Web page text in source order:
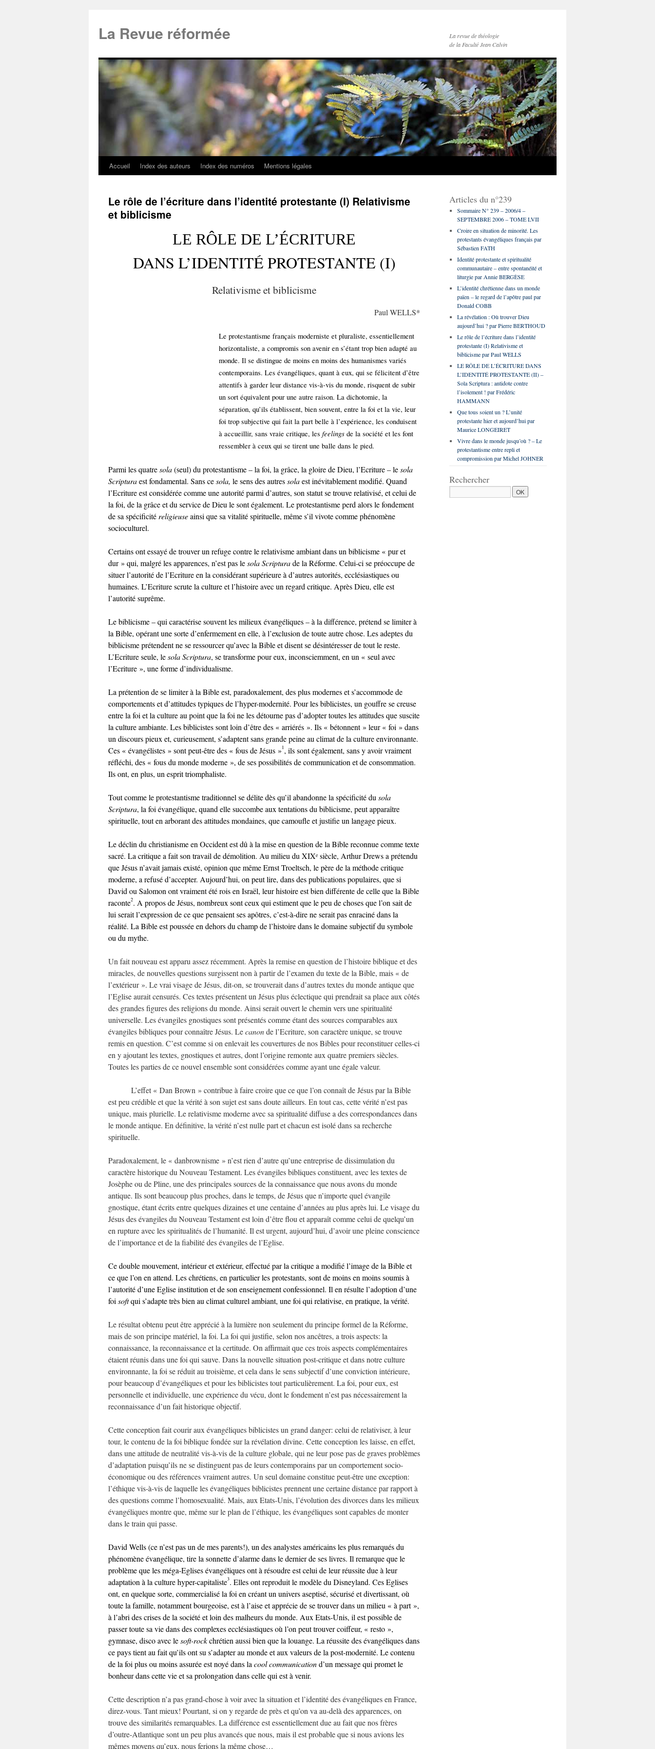
La Revue réformée
La revue de théologie
de la Faculté Jean Calvin
Accueil Index des auteurs Index des numéros Mentions légales
Le rôle de l’écriture dans l’identité protestante (I) Relativisme
et biblicisme
LE RÔLE DE L’ÉCRITURE
DANS L’IDENTITÉ PROTESTANTE (I)
Relativisme et biblicisme
Paul WELLS*
Le protestantisme français moderniste et pluraliste, essentiellement
horizontaliste, a compromis son avenir en s’étant trop bien adapté au
monde. Il se distingue de moins en moins des humanismes variés
contemporains. Les évangéliques, quant à eux, qui se félicitent d’être
attentifs à garder leur distance vis-à-vis du monde, risquent de subir
un sort équivalent pour une autre raison. La dichotomie, la
séparation, qu’ils établissent, bien souvent, entre la foi et la vie, leur
foi trop subjective qui fait la part belle à l’expérience, les conduisent
à accueillir, sans vraie critique, les feelingsde la société et les font
ressembler à ceux qui se tirent une balle dans le pied.
Parmi les quatresola(seul) du protestantisme – la foi, la grâce, la gloire de Dieu, l’Ecriture – lesola
Scripturaest fondamental. Sans cesola, le sens des autressolaest inévitablement modifié. Quand
l’Ecriture est considérée comme une autorité parmi d’autres, son statut se trouve relativisé, et celui de
la foi, de la grâce et du service de Dieu le sont également. Le protestantisme perd alors le fondement
de sa spécificité religieuseainsi que sa vitalité spirituelle, même s’il vivote comme phénomène
socioculturel.
Certains ont essayé de trouver un refuge contre le relativisme ambiant dans un biblicisme « pur et
dur » qui, malgré les apparences, n’est pas lesola Scripturade la Réforme. Celui-ci se préoccupe de
situer l’autorité de l’Ecriture en la considérant supérieure à d’autres autorités, ecclésiastiques ou
humaines. L’Ecriture scrute la culture et l’histoire avec un regard critique. Après Dieu, elle est
l’autorité suprême.
Le biblicisme – qui caractérise souvent les milieux évangéliques – à la différence, prétend se limiter à
la Bible, opérant une sorte d’enfermement en elle, à l’exclusion de toute autre chose. Les adeptes du
biblicisme prétendent ne se ressourcer qu’avec la Bible et disent se désintéresser de tout le reste.
L’Ecriture seule, lesola Scriptura, se transforme pour eux, inconsciemment, en un « seul avec
l’Ecriture », une forme d’individualisme.
La prétention de se limiter à la Bible est, paradoxalement, des plus modernes et s’accommode de
comportements et d’attitudes typiques de l’hyper-modernité. Pour les biblicistes, un gouffre se creuse
entre la foi et la culture au point que la foi ne les détourne pas d’adopter toutes les attitudes que suscite
la culture ambiante. Les biblicistes sont loin d’être des « arriérés ». Ils « bétonnent » leur « foi » dans
un discours pieux et, curieusement, s’adaptent sans grande peine au climat de la culture environnante.
Ces « évangélistes » sont peut-être des « fous de Jésus »1, ils sont également, sans y avoir vraiment
réfléchi, des « fous du monde moderne », de ses possibilités de communication et de consommation.
Ils ont, en plus, un esprit triomphaliste.
Tout comme le protestantisme traditionnel se délite dès qu’il abandonne la spécificité du sola
Scriptura, la foi évangélique, quand elle succombe aux tentations du biblicisme, peut apparaître
spirituelle, tout en arborant des attitudes mondaines, que camoufle et justifie un langage pieux.
Le déclin du christianisme en Occident est dû à la mise en question de la Bible reconnue comme texte
sacré. La critique a fait son travail de démolition. Au milieu du XIXe siècle, Arthur Drews a prétendu
que Jésus n’avait jamais existé, opinion que même Ernst Troeltsch, le père de la méthode critique
moderne, a refusé d’accepter. Aujourd’hui, on peut lire, dans des publications populaires, que si
David ou Salomon ont vraiment été rois en Israël, leur histoire est bien différente de celle que la Bible
raconte2. A propos de Jésus, nombreux sont ceux qui estiment que le peu de choses que l’on sait de
lui serait l’expression de ce que pensaient ses apôtres, c’est-à-dire ne serait pas enraciné dans la
réalité. La Bible est poussée en dehors du champ de l’histoire dans le domaine subjectif du symbole
ou du mythe.
Un fait nouveau est apparu assez récemment. Après la remise en question de l’histoire biblique et des
miracles, de nouvelles questions surgissent non à partir de l’examen du texte de la Bible, mais « de
l’extérieur ». Le vrai visage de Jésus, dit-on, se trouverait dans d’autres textes du monde antique que
l’Eglise aurait censurés. Ces textes présentent un Jésus plus éclectique qui prendrait sa place aux côtés
des grandes figures des religions du monde. Ainsi serait ouvert le chemin vers une spiritualité
universelle. Les évangiles gnostiques sont présentés comme étant des sources comparables aux
évangiles bibliques pour connaître Jésus. Lecanonde l’Ecriture, son caractère unique, se trouve
remis en question. C’est comme si on enlevait les couvertures de nos Bibles pour reconstituer celles-ci
en y ajoutant les textes, gnostiques et autres, dont l’origine remonte aux quatre premiers siècles.
Toutes les parties de ce nouvel ensemble sont considérées comme ayant une égale valeur.
L’effet « Dan Brown » contribue à faire croire que ce que l’on connaît de Jésus par la Bible
est peu crédible et que la vérité à son sujet est sans doute ailleurs. En tout cas, cette vérité n’est pas
unique, mais plurielle. Le relativisme moderne avec sa spiritualité diffuse a des correspondances dans
le monde antique. En définitive, la vérité n’est nulle part et chacun est isolé dans sa recherche
spirituelle.
Paradoxalement, le « danbrownisme » n’est rien d’autre qu’une entreprise de dissimulation du
caractère historique du Nouveau Testament. Les évangiles bibliques constituent, avec les textes de
Josèphe ou de Pline, une des principales sources de la connaissance que nous avons du monde
antique. Ils sont beaucoup plus proches, dans le temps, de Jésus que n’importe quel évangile
gnostique, étant écrits entre quelques dizaines et une centaine d’années au plus après lui. Le visage du
Jésus des évangiles du Nouveau Testament est loin d’être flou et apparaît comme celui de quelqu’un
en rupture avec les spiritualités de l’humanité. Il est urgent, aujourd’hui, d’avoir une pleine conscience
de l’importance et de la fiabilité des évangiles de l’Eglise.
Ce double mouvement, intérieur et extérieur, effectué par la critique a modifié l’image de la Bible et
ce que l’on en attend. Les chrétiens, en particulier les protestants, sont de moins en moins soumis à
l’autorité d’une Eglise institution et de son enseignement confessionnel. Il en résulte l’adoption d’une
foi softqui s’adapte très bien au climat culturel ambiant, une foi qui relativise, en pratique, la vérité.
Le résultat obtenu peut être apprécié à la lumière non seulement du principe formel de la Réforme,
mais de son principe matériel, la foi. La foi qui justifie, selon nos ancêtres, a trois aspects: la
connaissance, la reconnaissance et la certitude. On affirmait que ces trois aspects complémentaires
étaient réunis dans une foi qui sauve. Dans la nouvelle situation post-critique et dans notre culture
environnante, la foi se réduit au troisième, et cela dans le sens subjectif d’une conviction intérieure,
pour beaucoup d’évangéliques et pour les biblicistes tout particulièrement. La foi, pour eux, est
personnelle et individuelle, une expérience du vécu, dont le fondement n’est pas nécessairement la
reconnaissance d’un fait historique objectif.
Cette conception fait courir aux évangéliques biblicistes un grand danger: celui de relativiser, à leur
tour, le contenu de la foi biblique fondée sur la révélation divine. Cette conception les laisse, en effet,
dans une attitude de neutralité vis-à-vis de la culture globale, qui ne leur pose pas de graves problèmes
d’adaptation puisqu’ils ne se distinguent pas de leurs contemporains par un comportement socio-
économique ou des références vraiment autres. Un seul domaine constitue peut-être une exception:
l’éthique vis-à-vis de laquelle les évangéliques biblicistes prennent une certaine distance par rapport à
des questions comme l’homosexualité. Mais, aux Etats-Unis, l’évolution des divorces dans les milieux
évangéliques montre que, même sur le plan de l’éthique, les évangéliques sont capables de monter
dans le train qui passe.
David Wells (ce n’est pas un de mes parents!), un des analystes américains les plus remarqués du
phénomène évangélique, tire la sonnette d’alarme dans le dernier de ses livres. Il remarque que le
problème que les méga-Eglises évangéliques ont à résoudre est celui de leur réussite due à leur
adaptation à la culture hyper-capitaliste3. Elles ont reproduit le modèle du Disneyland. Ces Eglises
ont, en quelque sorte, commercialisé la foi en créant un univers aseptisé, sécurisé et divertissant, où
toute la famille, notamment bourgeoise, est à l’aise et apprécie de se trouver dans un milieu « à part »,
à l’abri des crises de la société et loin des malheurs du monde. Aux Etats-Unis, il est possible de
passer toute sa vie dans des complexes ecclésiastiques où l’on peut trouver coiffeur, « resto »,
gymnase, disco avec lesoft-rockchrétien aussi bien que la louange. La réussite des évangéliques dans
ce pays tient au fait qu’ils ont su s’adapter au monde et aux valeurs de la post-modernité. Le contenu
de la foi plus ou moins assurée est noyé dans la cool communicationd’un message qui promet le
bonheur dans cette vie et sa prolongation dans celle qui est à venir.
Cette description n’a pas grand-chose à voir avec la situation et l’identité des évangéliques en France,
direz-vous. Tant mieux! Pourtant, si on y regarde de près et qu’on va au-delà des apparences, on
trouve des similarités remarquables. La différence est essentiellement due au fait que nos frères
d’outre-Atlantique sont un peu plus avancés que nous, mais il est probable que si nous avions les
mêmes moyens qu’eux, nous ferions la même chose…
Articles du n°239
Sommaire N° 239 – 2006/4 –
SEPTEMBRE 2006 – TOME LVII
Croire en situation de minorité. Les
protestants évangéliques français par
Sébastien FATH
Identité protestante et spiritualité
communautaire – entre spontanéité et
liturgie par Annie BERGÈSE
L’identité chrétienne dans un monde
païen – le regard de l’apôtre paul par
Donald COBB
La révélation : Où trouver Dieu
aujourd’hui ? par Pierre BERTHOUD
Le rôle de l’écriture dans l’identité
protestante (I) Relativisme et
biblicisme par Paul WELLS
LE RÔLE DE L’ÉCRITURE DANS
L’IDENTITÉ PROTESTANTE (II) –
Sola Scriptura : antidote contre
l’isolement ! par Frédéric
HAMMANN
Que tous soient un ? L’unité
protestante hier et aujourd’hui par
Maurice LONGEIRET
Vivre dans le monde jusqu’où ? – Le
protestantisme entre repli et
compromission par Michel JOHNER
Rechercher